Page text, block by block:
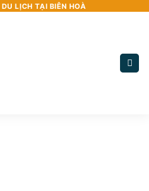
LỊCH TẠI BIÊN HOÀ